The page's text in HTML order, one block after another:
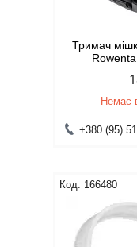
Тримач
Немає
+380 (95)
166480